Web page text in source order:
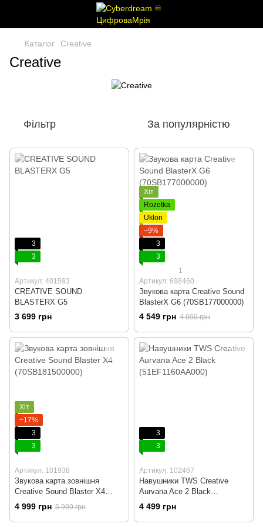
Каталог Creative
Creative
Фільтр За популярністю
3
3
Артикул: 401593
CREATIVE SOUND
BLASTERX G5
3 699 грн
Хіт
Rozetka
Uklon
−9%
3
3
1
Артикул: 698460
Звукова карта Creative Sound
BlasterX G6 (70SB177000000)
4 549 грн 4 999 грн
Хіт
−17%
3
3
Артикул: 101938
Звукова карта зовнішня
Creative Sound Blaster X4
(70SB181500000)
4 999 грн 5 999 грн
3
3
Артикул: 102467
Навушники TWS Creative
Aurvana Ace 2 Black
(51EF1160AA000)
4 499 грн